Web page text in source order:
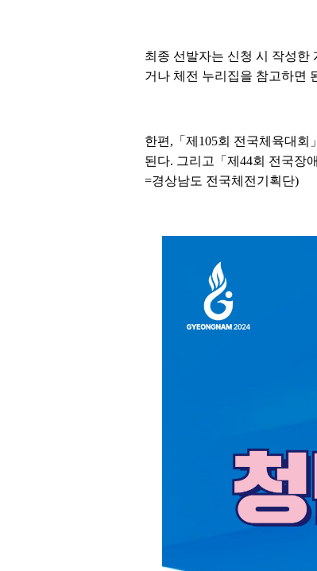
최종 선발자는 신청 시 작성한
거나 체전 누리집을 참고하면
한편,「제105회 전국체육대회
된다. 그리고「제44회 전국장
=경상남도 전국체전기획단)